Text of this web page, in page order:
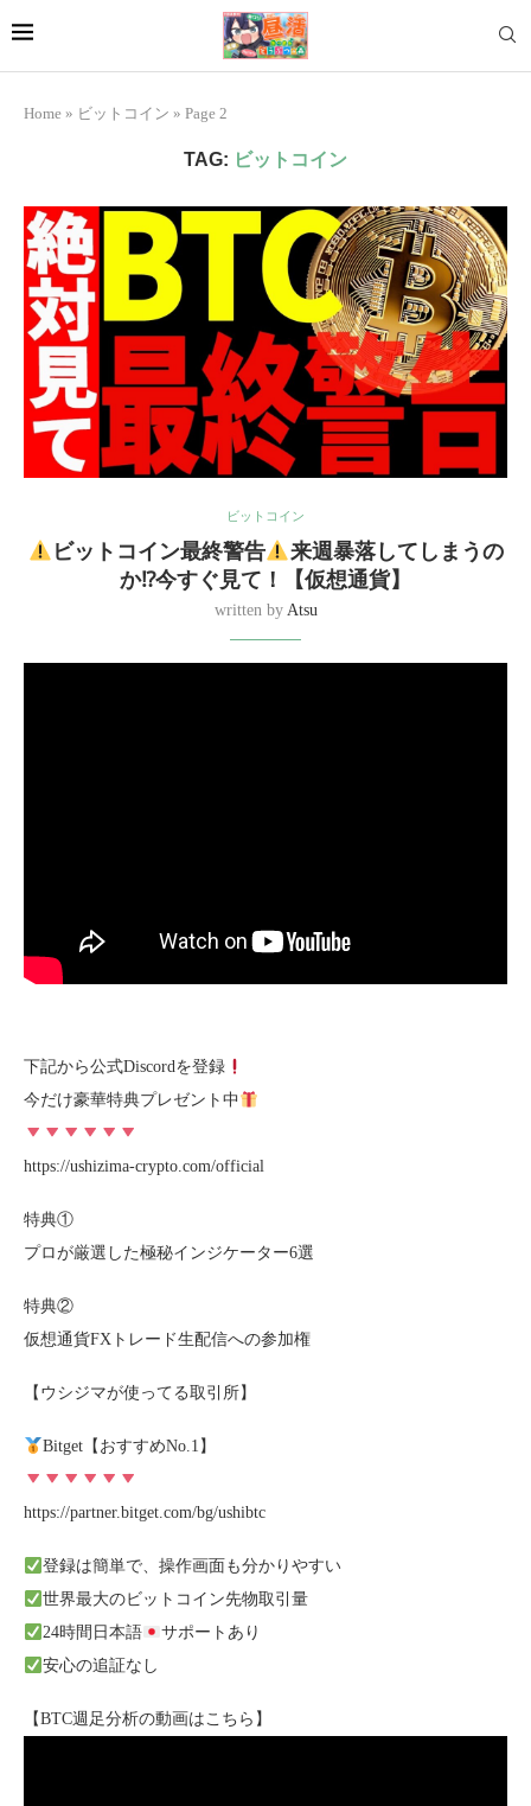
Home » ビットコイン » Page 2
TAG: ビットコイン
ビットコイン
ビットコイン最終警告
来週暴落してしまうの
か⁉︎今すぐ見て！【仮想通貨】
written by Atsu
下記から公式Discordを登録
今だけ豪華特典プレゼント中
https://ushizima-crypto.com/official
特典①
プロが厳選した極秘インジケーター6選
特典②
仮想通貨FXトレード生配信への参加権
【ウシジマが使ってる取引所】
Bitget【おすすめNo.1】
https://partner.bitget.com/bg/ushibtc
登録は簡単で、操作画面も分かりやすい
世界最大のビットコイン先物取引量
24時間日本語
サポートあり
安心の追証なし
【BTC週足分析の動画はこちら】